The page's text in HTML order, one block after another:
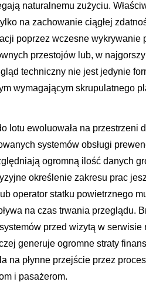
naturalnemu zużyciu.
na zachowanie ciągłej
poprzez wczesne wykrywanie
przestojów lub, w
techniczny nie jest jedynie
wymagającym skrupulatnego
lotu ewoluowała na przestrzeni
systemów obsługi
ogromną ilość danych
określenie zakresu prac
operator statku powietrznego
na czas trwania przeglądu.
przed wizytą w
generuje ogromne straty
na płynne przejście przez
i pasażerom.